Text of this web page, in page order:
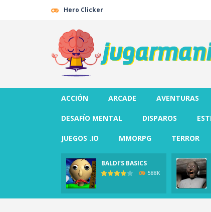
Hero Clicker
ACCIÓN ARCADE AVENTURAS
DESAFÍO MENTAL DISPAROS
JUEGOS .IO MMORPG TERROR
BALDI’S BASICS
588K